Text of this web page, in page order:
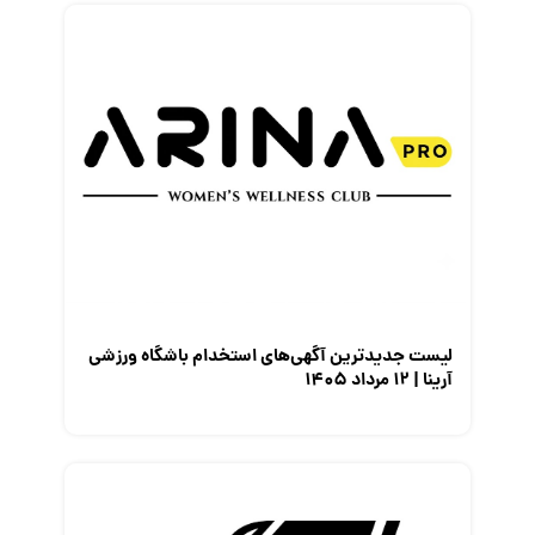
لیست جدیدترین آگهی‌های استخدام باشگاه ورزشی
آرینا | ۱۲ مرداد ۱۴۰۵